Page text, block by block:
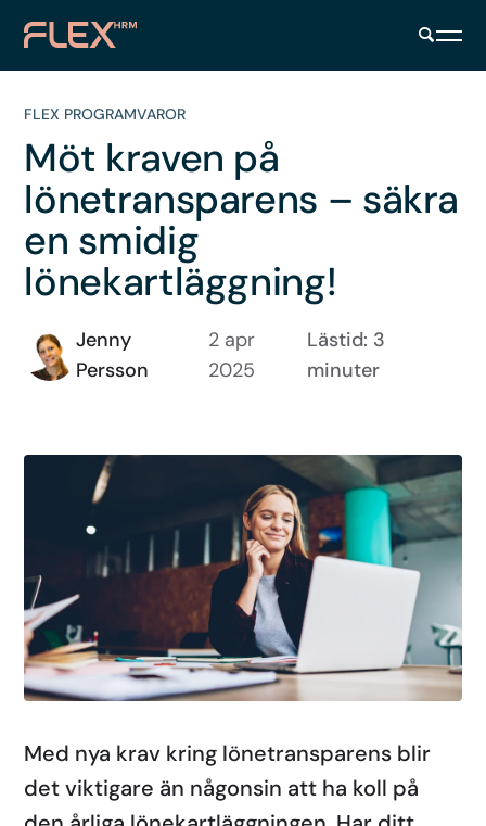
FLEX PROGRAMVAROR
Möt kraven på
lönetransparens – säkra
en smidig
lönekartläggning!
Jenny
Persson
2 apr
2025
Lästid: 3
minuter
Med nya krav kring lönetransparens blir
det viktigare än någonsin att ha koll på